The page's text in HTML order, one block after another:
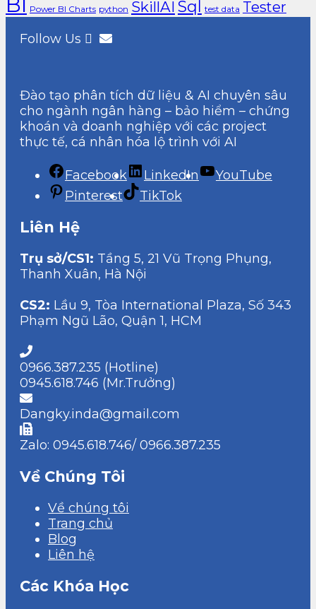
Power BI Charts python SkillAI Sql test data Tester
Follow Us
Đào tạo phân tích dữ liệu & AI chuyên sâu
cho ngành ngân hàng – bảo hiểm – chứng
khoán và doanh nghiệp với các project
thực tế, cá nhân hóa lộ trình với AI
Facebook LinkedIn
YouTube
Pinterest
TikTok
Liên Hệ
Trụ sở/CS1: Tầng 5, 21 Vũ Trọng Phụng,
Thanh Xuân, Hà Nội
CS2: Lầu 9, Tòa International Plaza, Số 343
Phạm Ngũ Lão, Quận 1, HCM
0966.387.235 (Hotline)
0945.618.746 (Mr.Trưởng)
Dangky.inda@gmail.com
Zalo: 0945.618.746/ 0966.387.235
Về Chúng Tôi
Về chúng tôi
Trang chủ
Blog
Liên hệ
Các Khóa Học